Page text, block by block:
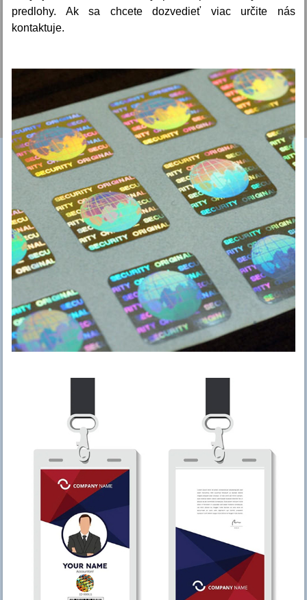
predlohy. Ak sa chcete dozvedieť viac určite nás
kontaktuje.